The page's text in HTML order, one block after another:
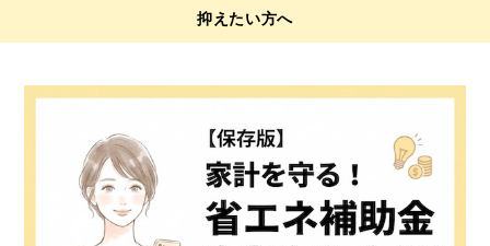
抑えたい方へ